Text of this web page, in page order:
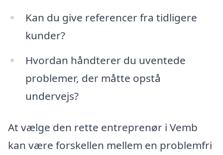
Kan du give referencer fra tidligere
kunder?
Hvordan håndterer du uventede
problemer, der måtte opstå
undervejs?
At vælge den rette entreprenør i Vemb
kan være forskellen mellem en problemfri